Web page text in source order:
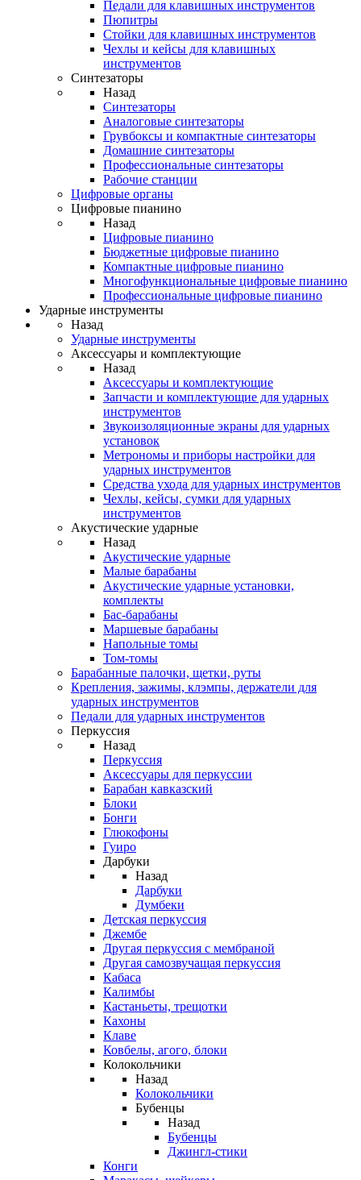
Педали для клавишных инструментов
Пюпитры
Стойки для клавишных инструментов
Чехлы и кейсы для клавишных
инструментов
Синтезаторы
Назад
Синтезаторы
Аналоговые синтезаторы
Грувбоксы и компактные синтезаторы
Домашние синтезаторы
Профессиональные синтезаторы
Рабочие станции
Цифровые органы
Цифровые пианино
Назад
Цифровые пианино
Бюджетные цифровые пианино
Компактные цифровые пианино
Многофункциональные цифровые пианино
Профессиональные цифровые пианино
Ударные инструменты
Назад
Ударные инструменты
Аксессуары и комплектующие
Назад
Аксессуары и комплектующие
Запчасти и комплектующие для ударных
инструментов
Звукоизоляционные экраны для ударных
установок
Метрономы и приборы настройки для
ударных инструментов
Средства ухода для ударных инструментов
Чехлы, кейсы, сумки для ударных
инструментов
Акустические ударные
Назад
Акустические ударные
Mалые барабаны
Акустические ударные установки,
комплекты
Бас-барабаны
Маршевые барабаны
Напольные томы
Том-томы
Барабанные палочки, щетки, руты
Крепления, зажимы, клэмпы, держатели для
ударных инструментов
Педали для ударных инструментов
Перкуссия
Назад
Перкуссия
Аксессуары для перкуссии
Барабан кавказский
Блоки
Бонги
Глюкофоны
Гуиро
Дарбуки
Назад
Дарбуки
Думбеки
Детская перкуссия
Джембе
Другая перкуссия с мембраной
Другая самозвучащая перкуссия
Кабаса
Калимбы
Кастаньеты, трещотки
Кахоны
Клаве
Ковбелы, агого, блоки
Колокольчики
Назад
Колокольчики
Бубенцы
Назад
Бубенцы
Джингл-стики
Конги